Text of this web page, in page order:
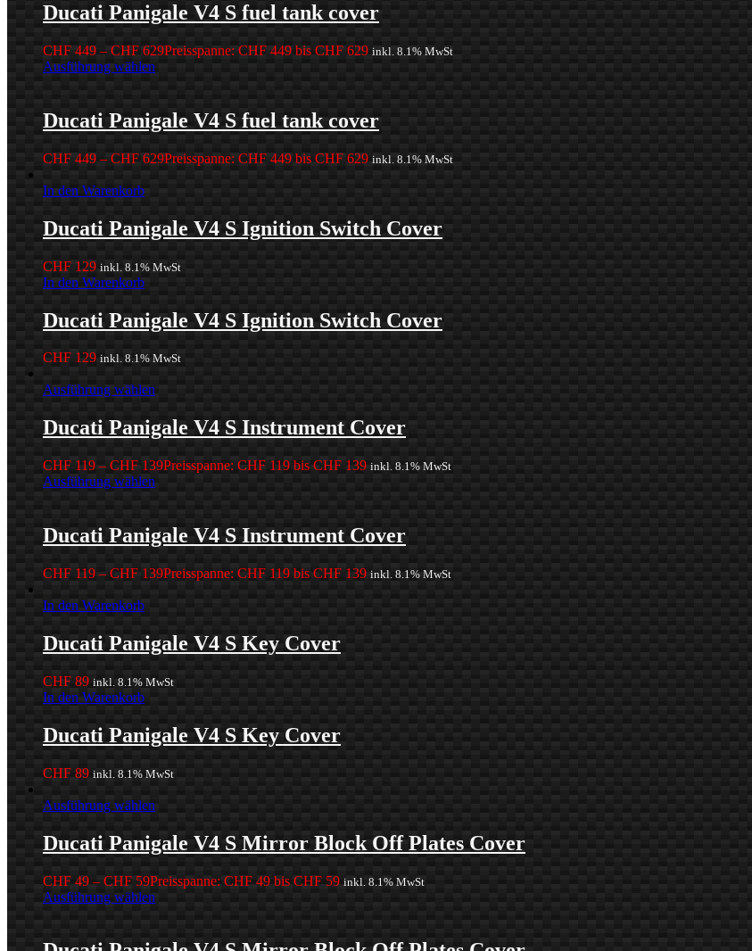
Ducati Panigale V4 S fuel tank cover
CHF 449 –CHF 629Preisspanne: CHF 449 bis CHF 629 inkl. 8.1% MwSt
Ausführung wählen
Ducati Panigale V4 S fuel tank cover
CHF 449 – CHF 629Preisspanne: CHF 449 bis CHF 629 inkl. 8.1% MwSt
In den Warenkorb
Ducati Panigale V4 S Ignition Switch Cover
CHF 129 inkl. 8.1% MwSt
In den Warenkorb
Ducati Panigale V4 S Ignition Switch Cover
CHF 129 inkl. 8.1% MwSt
Ausführung wählen
Ducati Panigale V4 S Instrument Cover
CHF 119 – CHF 139Preisspanne: CHF 119 bis CHF 139 inkl. 8.1% MwSt
Ausführung wählen
Ducati Panigale V4 S Instrument Cover
CHF 119 –CHF 139Preisspanne: CHF 119 bis CHF 139 inkl. 8.1% MwSt
In den Warenkorb
Ducati Panigale V4 S Key Cover
CHF 89 inkl. 8.1% MwSt
In den Warenkorb
Ducati Panigale V4 S Key Cover
CHF 89 inkl. 8.1% MwSt
Ausführung wählen
Ducati Panigale V4 S Mirror Block Off Plates Cover
CHF 49 – CHF 59Preisspanne: CHF 49 bis CHF 59 inkl. 8.1% MwSt
Ausführung wählen